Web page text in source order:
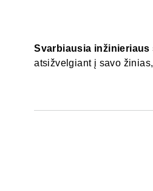
Svarbiausia inžinieriaus
atsižvelgiant į savo